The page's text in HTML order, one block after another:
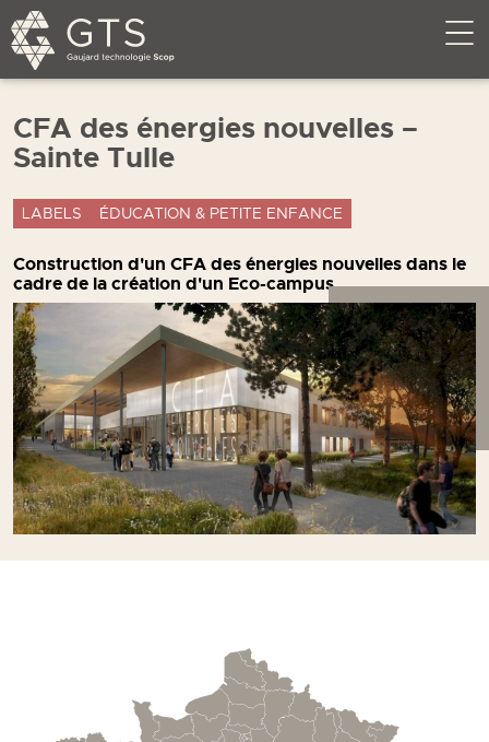
CFA des énergies nouvelles –
Sainte Tulle
LABELS ÉDUCATION & PETITE ENFANCE
Construction d'un CFA des énergies nouvelles dans le
cadre de la création d'un Eco-campus